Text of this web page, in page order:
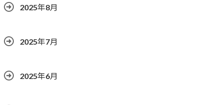
2025年8月
2025年7月
2025年6月